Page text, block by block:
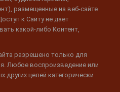
размещенные на веб-сайте
к Сайту не дает
какой-либо Контент,
разрешено только для
Любое воспроизведение или
целей категорически